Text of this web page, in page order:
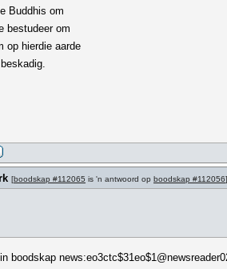
Buddhis om
bestudeer om
op hierdie aarde
[boodskap #112065 is 'n antwoord op boodskap #112056]
boodskap